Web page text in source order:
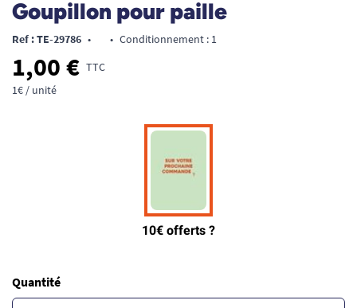
Goupillon pour paille
Ref : TE-29786 • • Conditionnement : 1
1,00 € TTC
1€ / unité
Quantité